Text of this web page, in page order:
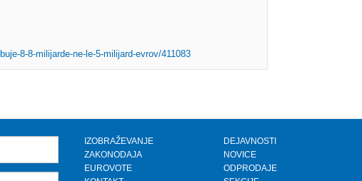
8-8-milijarde-ne-le-5-milijard-evrov/411083
IZOBRAŽEVANJE
ZAKONODAJA
EUROVOTE
DEJAVNOSTI
NOVICE
ODPRODAJE